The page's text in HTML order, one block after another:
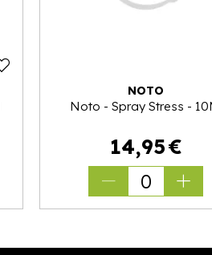
NOTO
Noto - Spray Stress -
14,95€
0